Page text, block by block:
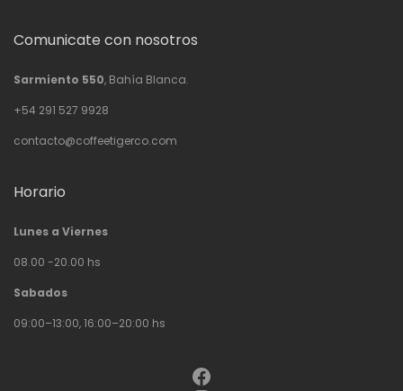
Comunicate con nosotros
Sarmiento 550, Bahía Blanca.
+54 291 527 9928
contacto@coffeetigerco.com
Horario
Lunes a Viernes
08.00 -20.00 hs
Sabados
09:00–13:00, 16:00–20:00 hs
Facebook